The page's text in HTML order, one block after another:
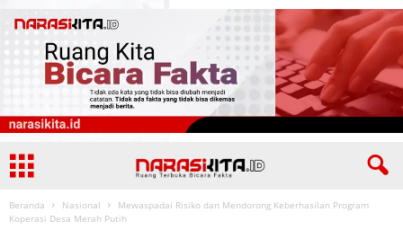
Beranda Nasional
Mewaspadai Risiko dan Mendorong Keberhasilan Program
Koperasi Desa Merah Putih